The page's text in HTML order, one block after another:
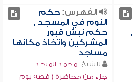
الفهرس:حكم
النوم في المسجد ,
حكم نبش قبور
المشركين واتخاذ مكانها
مساجد
للشيخ: محمد المنجد
جزء من محاضرة ( قصة يوم